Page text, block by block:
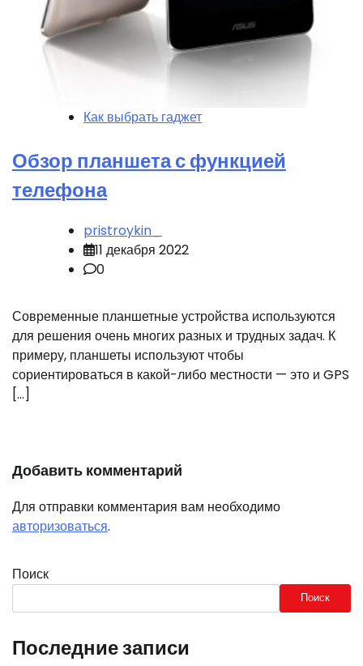
Как выбрать гаджет
Обзор планшета с функцией
телефона
pristroykin_
11 декабря 2022
0
Современные планшетные устройства используются
для решения очень многих разных и трудных задач. К
примеру, планшеты используют чтобы
сориентироваться в какой-либо местности — это и GPS
[…]
Добавить комментарий
Для отправки комментария вам необходимо
авторизоваться.
Поиск
Поиск
Последние записи